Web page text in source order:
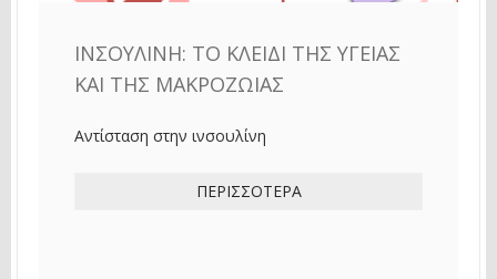
ΙΝΣΟΥΛΊΝΗ: ΤΟ ΚΛΕΙΔΊ ΤΗΣ ΥΓΕΊΑΣ
ΚΑΙ ΤΗΣ ΜΑΚΡΟΖΩΊΑΣ
Αντίσταση στην ινσουλίνη
ΠΕΡΙΣΣΌΤΕΡΑ